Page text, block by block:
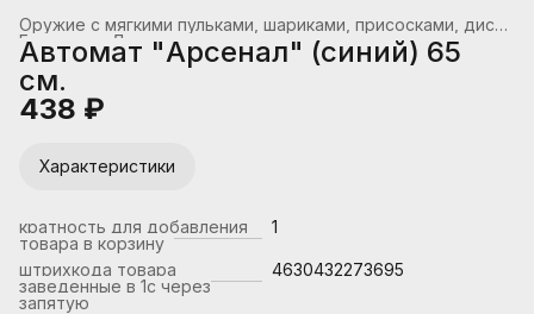
Оружие с мягкими пульками, шариками, присосками, дисками
Детское оружие
Главная
Автомат "Арсенал" (синий) 65
см.
438 ₽
Характеристики
кратность для добавления
товара в корзину
1
штрихкода товара
заведенные в 1с через
запятую
4630432273695